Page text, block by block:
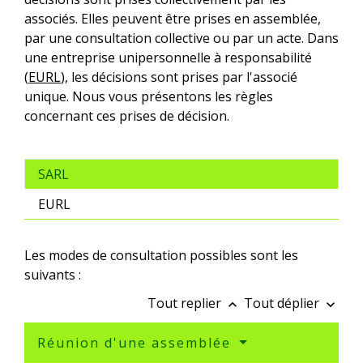
associés. Elles peuvent être prises en assemblée,
par une consultation collective ou par un acte. Dans
une entreprise unipersonnelle à responsabilité
(EURL), les décisions sont prises par l'associé
unique. Nous vous présentons les règles
concernant ces prises de décision.
SARL
EURL
Les modes de consultation possibles sont les
suivants :
Tout replier keyboard_arrow_up Tout déplier keyboard_arrow_down
Réunion d'une assemblée